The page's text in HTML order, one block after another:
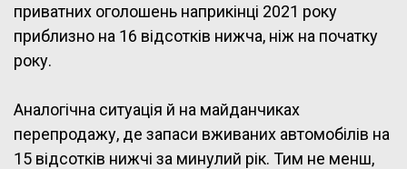
приватних оголошень наприкінці 2021 року
приблизно на 16 відсотків нижча, ніж на початку
року.
Аналогічна ситуація й на майданчиках
перепродажу, де запаси вживаних автомобілів на
15 відсотків нижчі за минулий рік. Тим не менш,